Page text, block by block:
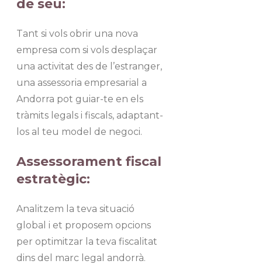
de seu:
Tant si vols obrir una nova
empresa com si vols desplaçar
una activitat des de l’estranger,
una assessoria empresarial a
Andorra pot guiar-te en els
tràmits legals i fiscals, adaptant-
los al teu model de negoci.
Assessorament fiscal
estratègic:
Analitzem la teva situació
global i et proposem opcions
per optimitzar la teva fiscalitat
dins del marc legal andorrà.